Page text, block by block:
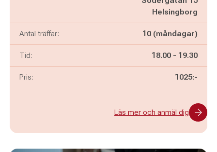
Helsingborg
Antal träffar: 10 (måndagar)
Tid: Pågår mellan
18.00 - och
19.30
Pris: 1025:-
Läs mer och anmäl dig